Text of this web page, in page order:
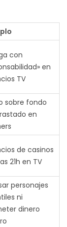
con
en
TV
sobre fondo
en
de casinos
21h en TV
personajes
ni
dinero